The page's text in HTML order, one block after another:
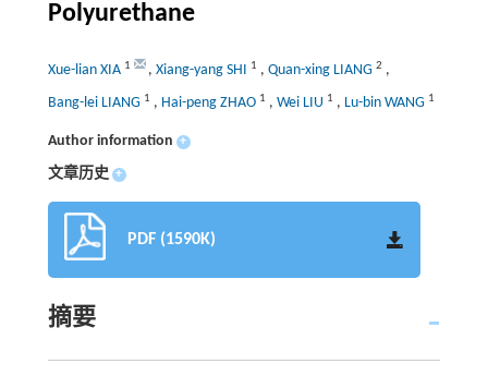
Polyurethane
Xue-lian XIA 1 , Xiang-yang SHI 1 , Quan-xing LIANG 2 ,
Bang-lei LIANG 1 , Hai-peng ZHAO 1 , Wei LIU 1 , Lu-bin WANG 1
Author information +
文章历史 +
PDF (1590K)
摘要